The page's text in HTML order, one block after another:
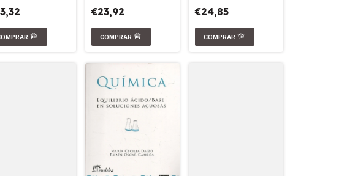
€23,92 €24,85